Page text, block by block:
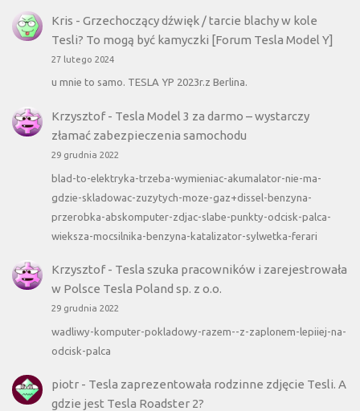
Kris - Grzechoczący dźwięk / tarcie blachy w kole
Tesli? To mogą być kamyczki [Forum Tesla Model Y]
27 lutego 2024
u mnie to samo. TESLA YP 2023r.z Berlina.
Krzysztof- Tesla Model 3 za darmo – wystarczy
złamać zabezpieczenia samochodu
29 grudnia 2022
blad-to-elektryka-trzeba-wymieniac-akumalator-nie-ma-
gdzie-skladowac-zuzytych-moze-gaz+dissel-benzyna-
przerobka-abskomputer-zdjac-slabe-punkty-odcisk-palca-
wieksza-mocsilnika-benzyna-katalizator-sylwetka-ferari
Krzysztof- Tesla szuka pracowników i zarejestrowała
w Polsce Tesla Poland sp. z o.o.
29 grudnia 2022
wadliwy-komputer-pokladowy-razem--z-zaplonem-lepiiej-na-
odcisk-palca
piotr- Tesla zaprezentowała rodzinne zdjęcie Tesli. A
gdzie jest Tesla Roadster 2?